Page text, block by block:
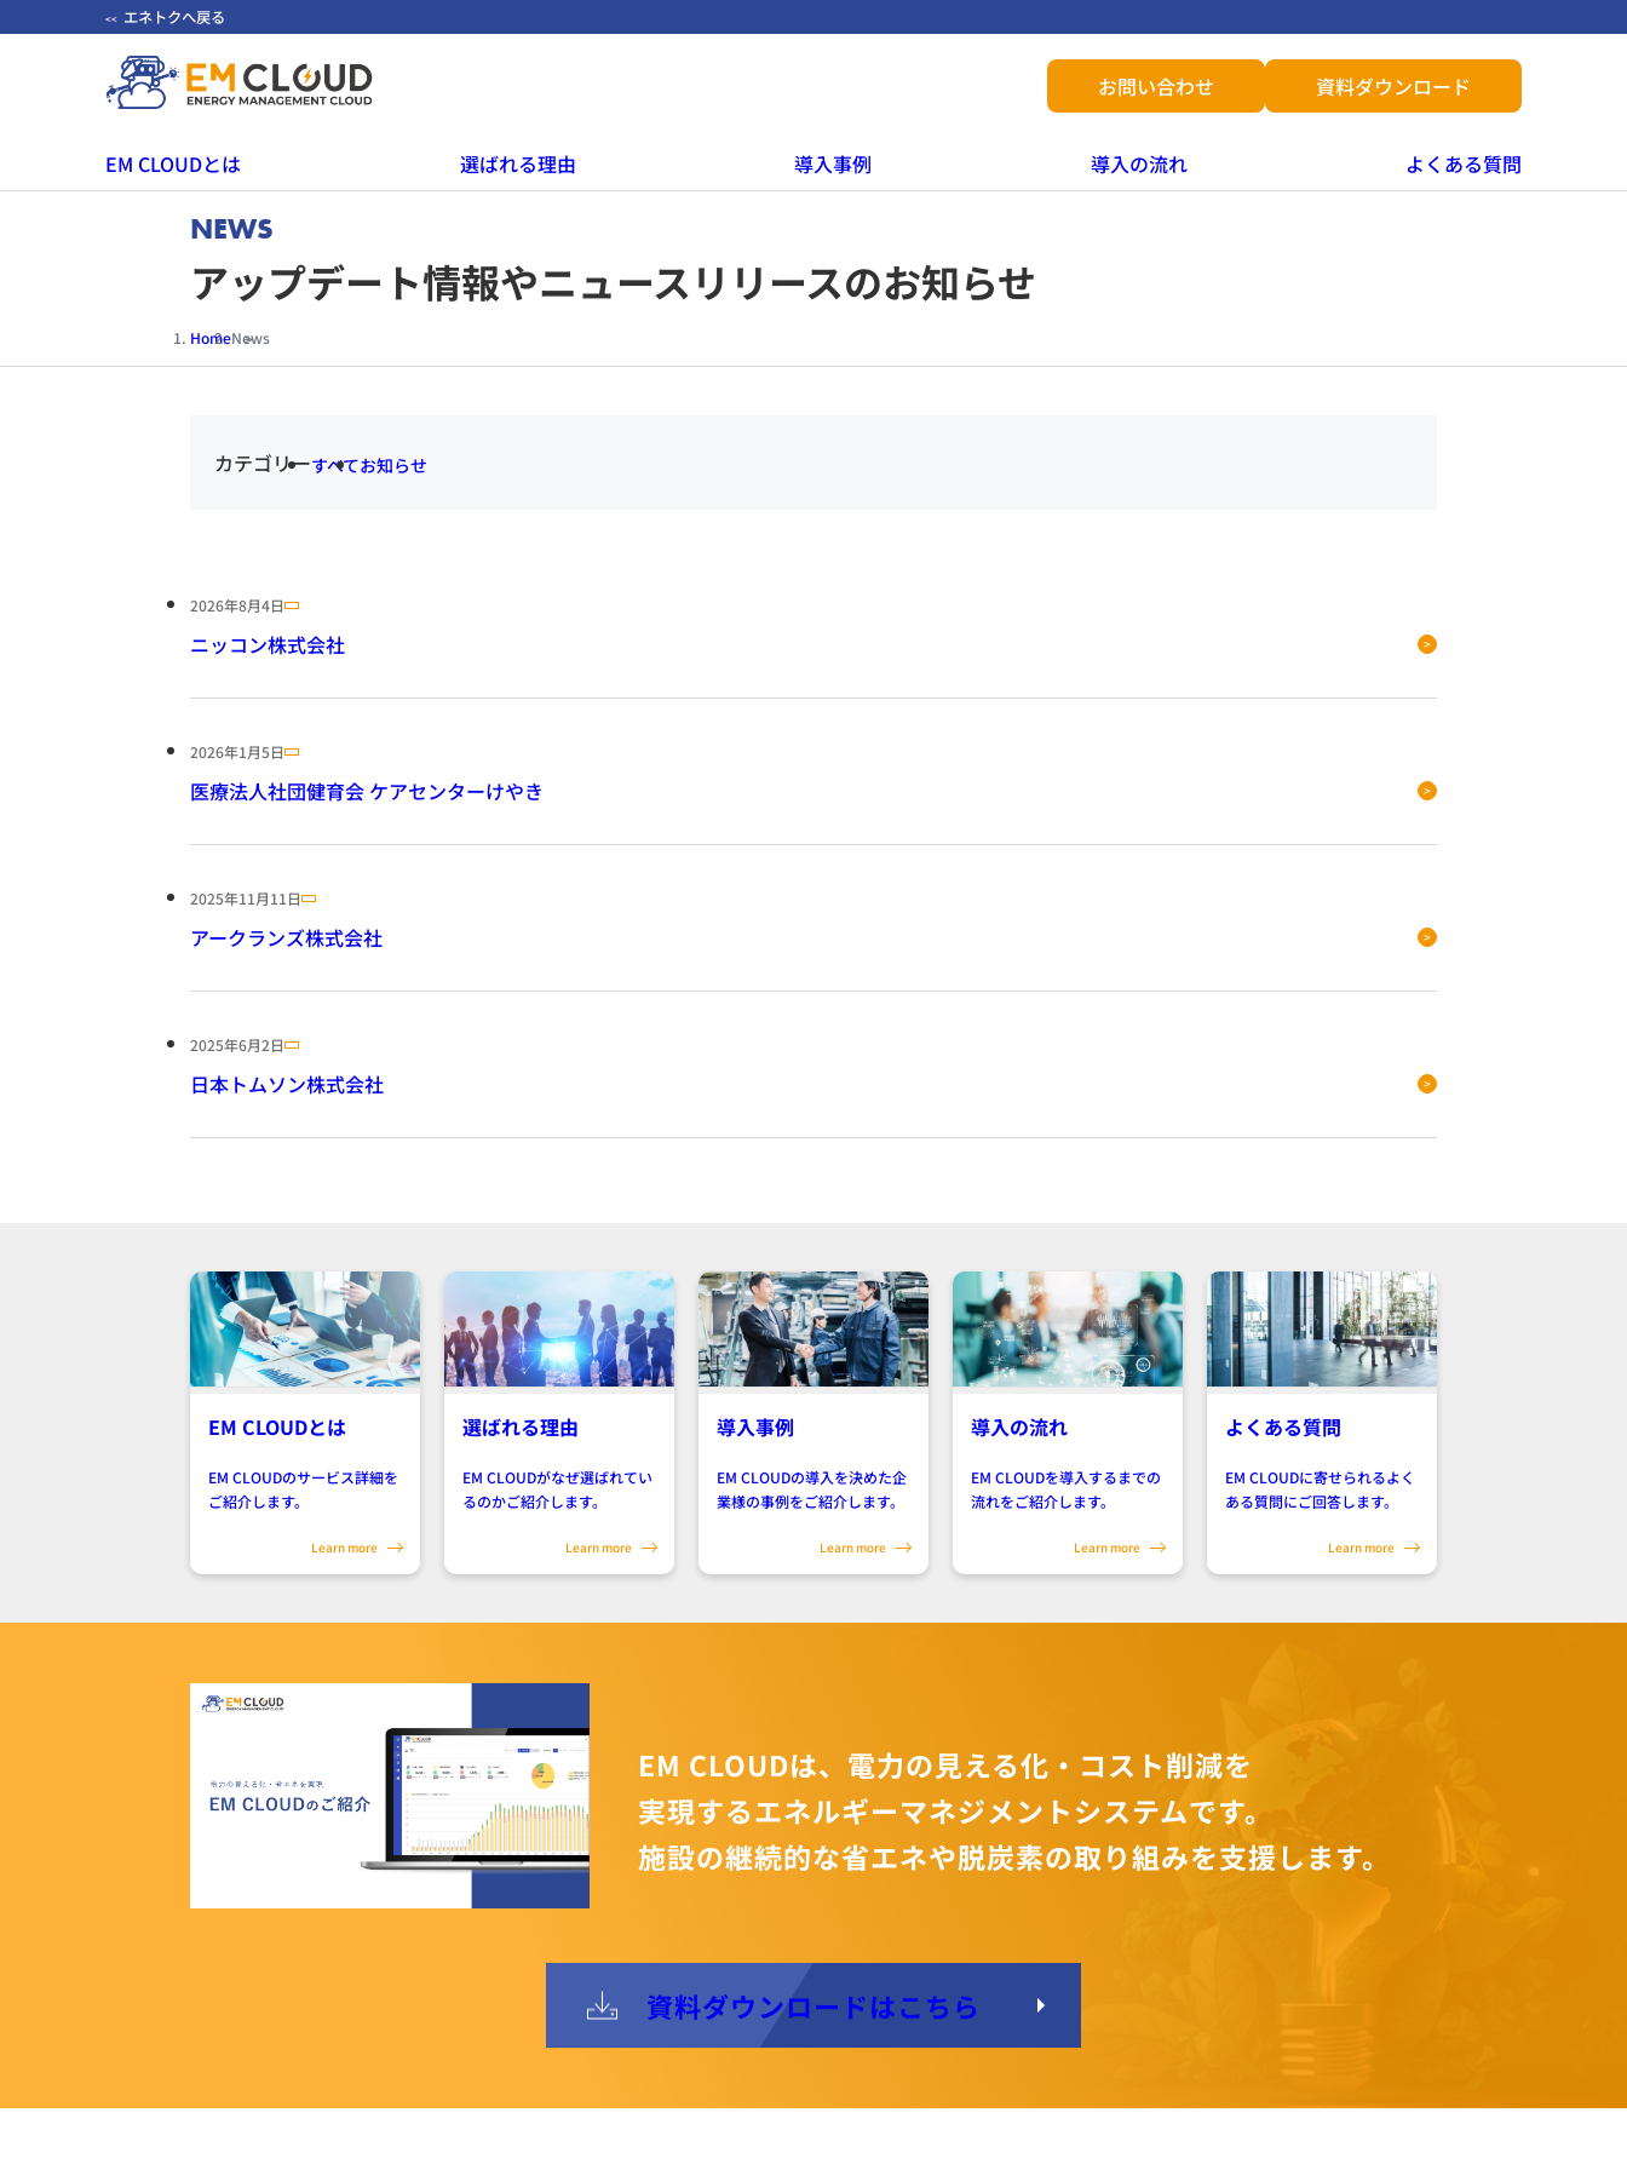
<< エネトクへ戻る
お問い合わせ 資料ダウンロード
EM CLOUDとは 選ばれる理由 導入事例 導入の流れ よくある質問
NEWS
アップデート情報やニュースリリースのお知らせ
HomeNews
カテゴリーすべてお知らせ
2026年8月4日
ニッコン株式会社
2026年1月5日
医療法人社団健育会 ケアセンターけやき
2025年11月11日
アークランズ株式会社
2025年6月2日
日本トムソン株式会社
EM CLOUDとは
EM CLOUDのサービス詳細を
ご紹介します。
Learn more
選ばれる理由
EM CLOUDがなぜ選ばれてい
るのかご紹介します。
Learn more
導入事例
EM CLOUDの導入を決めた企
業様の事例をご紹介します。
Learn more
導入の流れ
EM CLOUDを導入するまでの
流れをご紹介します。
Learn more
よくある質問
EM CLOUDに寄せられるよく
ある質問にご回答します。
Learn more
EM CLOUDは、電力の見える化・コスト削減を
実現するエネルギーマネジメントシステムです。
施設の継続的な省エネや脱炭素の取り組みを支援します。
資料ダウンロードはこちら